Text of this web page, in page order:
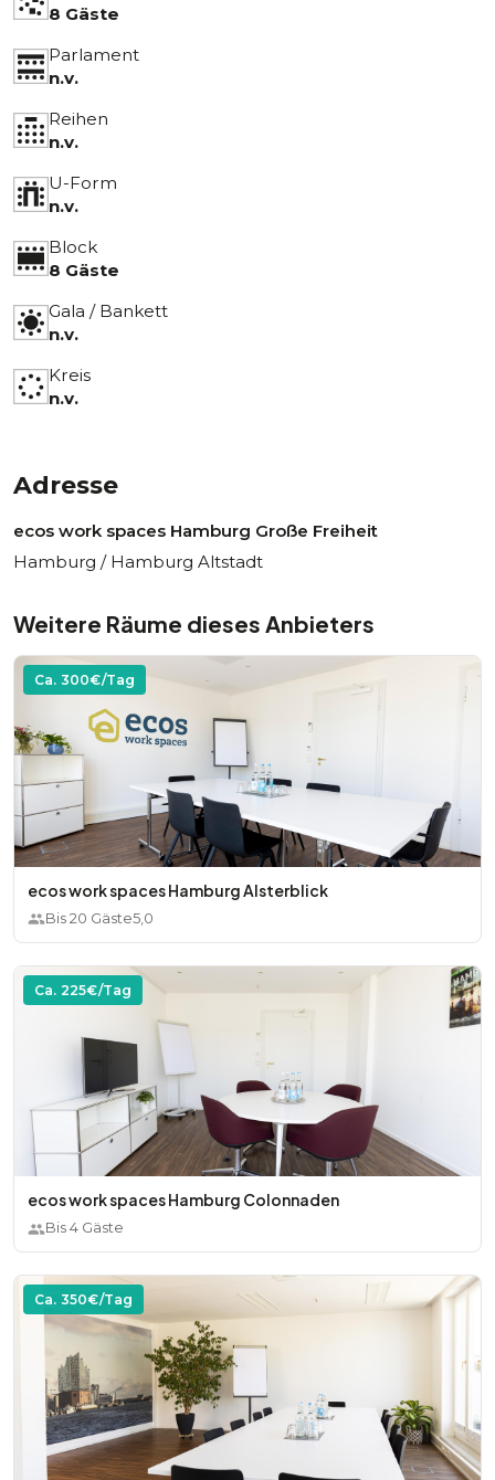
8 Gäste
Parlament
n.v.
Reihen
n.v.
U-Form
n.v.
Block
8 Gäste
Gala / Bankett
n.v.
Kreis
n.v.
Adresse
ecos work spaces Hamburg Große Freiheit
Hamburg / Hamburg Altstadt
Weitere Räume dieses Anbieters
Ca. 300€/Tag
ecos work spaces Hamburg Alsterblick
Bis20 Gäste5,0
Ca. 225€/Tag
ecos work spaces Hamburg Colonnaden
Bis4 Gäste
Ca. 350€/Tag